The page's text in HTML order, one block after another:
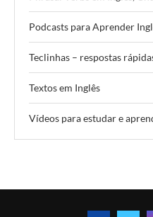
Podcasts para Aprender
Teclinhas – respostas
Textos em Inglês
Vídeos para estudar e